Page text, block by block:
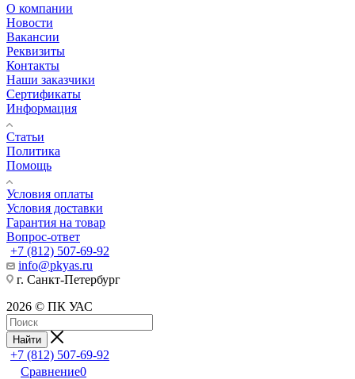
О компании
Новости
Вакансии
Реквизиты
Контакты
Наши заказчики
Сертификаты
Информация
Статьи
Политика
Помощь
Условия оплаты
Условия доставки
Гарантия на товар
Вопрос-ответ
+7 (812) 507-69-92
info@pkyas.ru
г. Санкт-Петербург
2026 © ПК УАС
Найти
+7 (812) 507-69-92
Сравнение0